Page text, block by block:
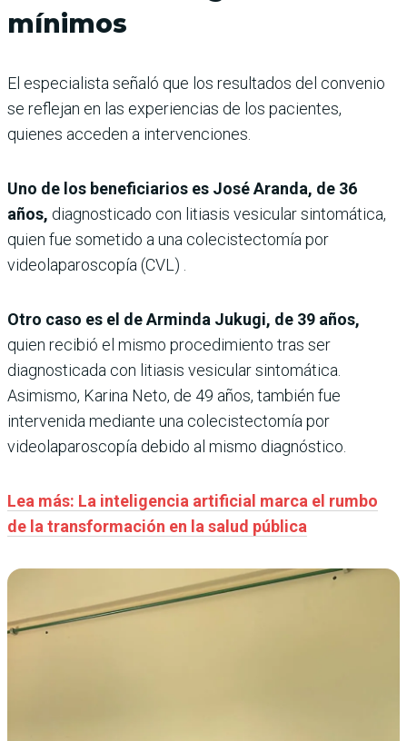
mínimos
El especialista señaló que los resultados del convenio
se reflejan en las experiencias de los pacientes,
quienes acceden a intervenciones.
Uno de los beneficiarios es José Aranda, de 36
años, diagnosticado con litiasis vesicular sintomática,
quien fue sometido a una colecistectomía por
videolaparoscopía (CVL) .
Otro caso es el de Arminda Jukugi, de 39 años,
quien recibió el mismo procedimiento tras ser
diagnosticada con litiasis vesicular sintomática.
Asimismo, Karina Neto, de 49 años, también fue
intervenida mediante una colecistectomía por
videolaparoscopía debido al mismo diagnóstico.
Lea más: La inteligencia artificial marca el rumbo
de la transformación en la salud pública